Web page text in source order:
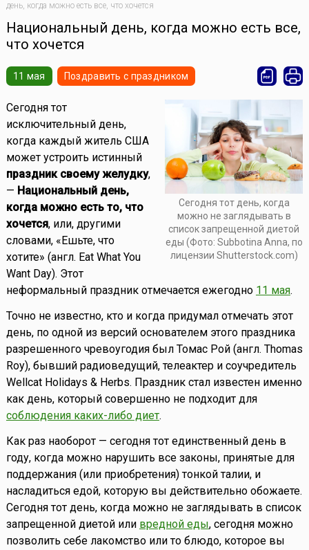
день, когда можно есть все, что хочется
Национальный день, когда можно есть все,
что хочется
11 мая Поздравить с праздником
Сегодня тот день, когда
можно не заглядывать в
список запрещенной диетой
еды (Фото: Subbotina Anna, по
лицензии Shutterstock.com)
Сегодня тот
исключительный день,
когда каждый житель США
может устроить истинный
праздник своему желудку,
— Национальный день,
когда можно есть то, что
хочется, или, другими
словами, «Ешьте, что
хотите» (англ. Eat What You
Want Day). Этот
неформальный праздник отмечается ежегодно 11 мая.
Точно не известно, кто и когда придумал отмечать этот
день, по одной из версий основателем этого праздника
разрешенного чревоугодия был Томас Рой (англ. Thomas
Roy), бывший радиоведущий, телеактер и соучредитель
Wellcat Holidays & Herbs. Праздник стал известен именно
как день, который совершенно не подходит для
соблюдения каких-либо диет.
Как раз наоборот — сегодня тот единственный день в
году, когда можно нарушить все законы, принятые для
поддержания (или приобретения) тонкой талии, и
насладиться едой, которую вы действительно обожаете.
Сегодня тот день, когда можно не заглядывать в список
запрещенной диетой или вредной еды, сегодня можно
позволить себе лакомство или то блюдо, которое вы